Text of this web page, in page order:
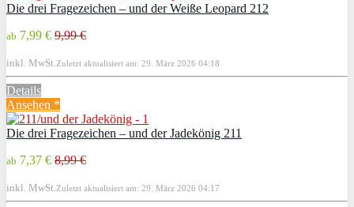
Die drei Fragezeichen – und der Weiße Leopard 212
ab 7,99 € 9,99 €
inkl. MwSt. Zuletzt aktualisiert am: 29. März 2026 04:18
Details
Ansehen *
Die drei Fragezeichen – und der Jadekönig 211
ab 7,37 € 8,99 €
inkl. MwSt. Zuletzt aktualisiert am: 29. März 2026 04:17